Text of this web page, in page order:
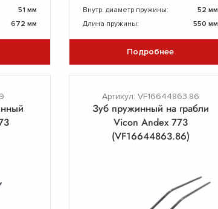
51 мм
672 мм
Внутр. диаметр пружины:
52 мм
Длина пружины:
550 мм
Подробнее
Артикул: VF16644863.86
Зуб пружинный на грабли
Vicon Andex 773
(VF16644863.86)